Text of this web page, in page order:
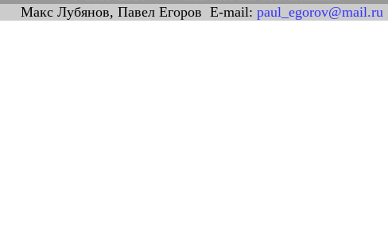
Макс Лубянов, Павел Егоров E-mail: paul_egorov@mail.ru